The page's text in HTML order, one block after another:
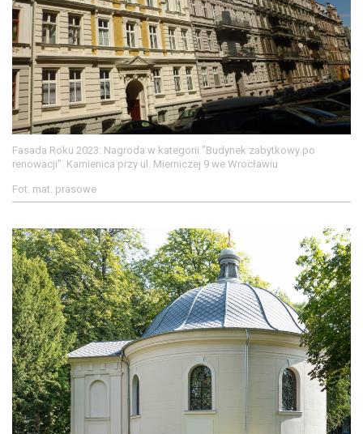
Fasada Roku 2023: Nagroda w kategorii "Budynek zabytkowy po
renowacji". Kamienica przy ul. Mierniczej 9 we Wrocławiu
Fot. mat. prasowe